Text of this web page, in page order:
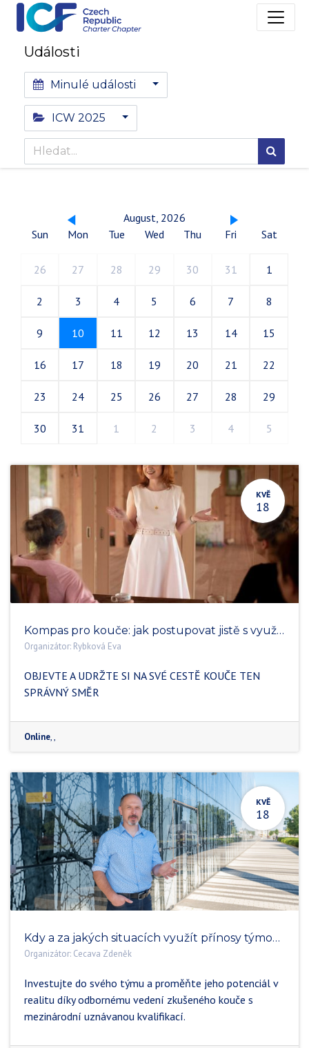
Události
Minulé události
ICW 2025
August, 2026
Sun
Mon Tue Wed Thu Fri Sat
26 27 28 29 30 31 1
2 3 4 5 6 7 8
9 10 11 12 13 14 15
16 17 18 19 20 21 22
23 24 25 26 27 28 29
30 31 1 2 3 4 5
KVĚ
18
Kompas pro kouče: jak postupovat jistě s využitím mentoringu a supervize - webinář
Organizátor: Rybková Eva
OBJEVTE A UDRŽTE SI NA SVÉ CESTĚ KOUČE TEN
SPRÁVNÝ SMĚR
Online,,
KVĚ
18
Kdy a za jakých situacích využít přínosy týmového koučinku?
Organizátor: Cecava Zdeněk
Investujte do svého týmu a proměňte jeho potenciál v
realitu díky odbornému vedení zkušeného kouče s
mezinárodní uznávanou kvalifikací.